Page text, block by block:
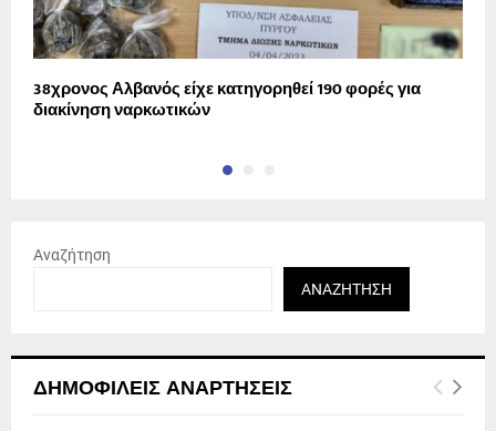
38χρονος Αλβανός είχε κατηγορηθεί 190 φορές για
διακίνηση ναρκωτικών
Αναζήτηση
ΑΝΑΖΉΤΗΣΗ
ΔΗΜΟΦΙΛΕΊΣ ΑΝΑΡΤΉΣΕΙΣ